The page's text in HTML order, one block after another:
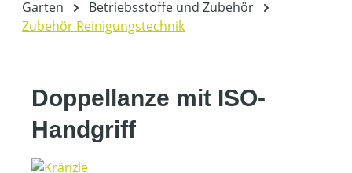
Garten
Betriebsstoffe und Zubehör
Zubehör Reinigungstechnik
Doppellanze mit ISO-
Handgriff